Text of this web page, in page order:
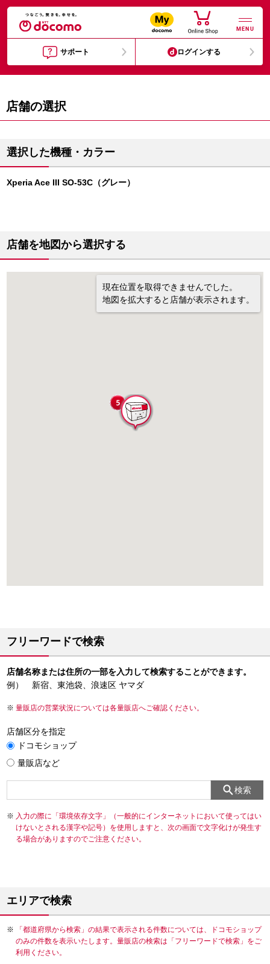
MENU
サポート ログインする
店舗の選択
選択した機種・カラー
Xperia Ace III SO-53C（グレー）
店舗を地図から選択する
現在位置を取得できませんでした。
地図を拡大すると店舗が表示されます。
フリーワードで検索
店舗名称または住所の一部を入力して検索することができます。
例） 新宿、東池袋、浪速区 ヤマダ
量販店の営業状況については各量販店へご確認ください。
店舗区分を指定
ドコモショップ
量販店など
検索
入力の際に「環境依存文字」（一般的にインターネットにおいて使ってはい
けないとされる漢字や記号）を使用しますと、次の画面で文字化けが発生す
る場合がありますのでご注意ください。
エリアで検索
「都道府県から検索」の結果で表示される件数については、ドコモショップ
のみの件数を表示いたします。量販店の検索は「フリーワードで検索」をご
利用ください。